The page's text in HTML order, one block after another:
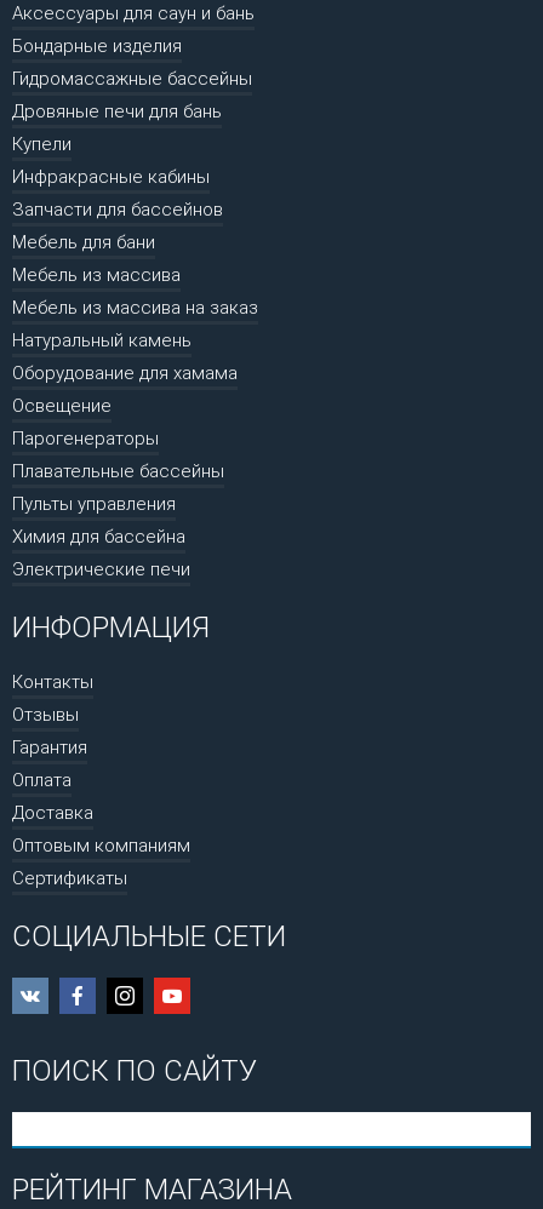
Аксессуары для саун и бань
Бондарные изделия
Гидромассажные бассейны
Дровяные печи для бань
Купели
Инфракрасные кабины
Запчасти для бассейнов
Мебель для бани
Мебель из массива
Мебель из массива на заказ
Натуральный камень
Оборудование для хамама
Освещение
Парогенераторы
Плавательные бассейны
Пульты управления
Химия для бассейна
Электрические печи
ИНФОРМАЦИЯ
Контакты
Отзывы
Гарантия
Оплата
Доставка
Оптовым компаниям
Сертификаты
СОЦИАЛЬНЫЕ СЕТИ
ПОИСК ПО САЙТУ
РЕЙТИНГ МАГАЗИНА